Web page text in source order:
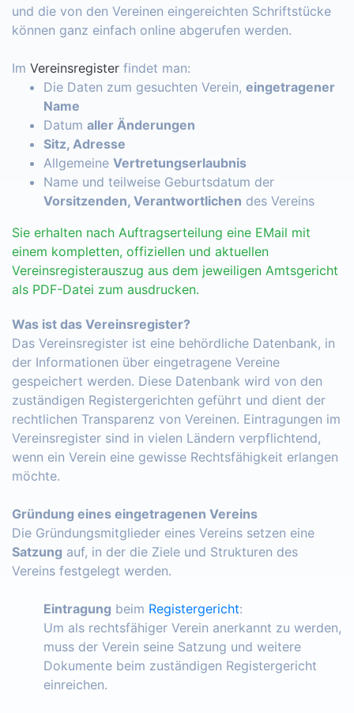
und die von den Vereinen eingereichten Schriftstücke
können ganz einfach online abgerufen werden.
Im Vereinsregister findet man:
Die Daten zum gesuchten Verein, eingetragener
Name
Datum aller Änderungen
Sitz, Adresse
Allgemeine Vertretungserlaubnis
Name und teilweise Geburtsdatum der
Vorsitzenden, Verantwortlichen des Vereins
Sie erhalten nach Auftragserteilung eine EMail mit
einem kompletten, offiziellen und aktuellen
Vereinsregisterauszug aus dem jeweiligen Amtsgericht
als PDF-Datei zum ausdrucken.
Was ist das Vereinsregister?
Das Vereinsregister ist eine behördliche Datenbank, in
der Informationen über eingetragene Vereine
gespeichert werden. Diese Datenbank wird von den
zuständigen Registergerichten geführt und dient der
rechtlichen Transparenz von Vereinen. Eintragungen im
Vereinsregister sind in vielen Ländern verpflichtend,
wenn ein Verein eine gewisse Rechtsfähigkeit erlangen
möchte.
Gründung eines eingetragenen Vereins
Die Gründungsmitglieder eines Vereins setzen eine
Satzung auf, in der die Ziele und Strukturen des
Vereins festgelegt werden.
Eintragung beim Registergericht:
Um als rechtsfähiger Verein anerkannt zu werden,
muss der Verein seine Satzung und weitere
Dokumente beim zuständigen Registergericht
einreichen.